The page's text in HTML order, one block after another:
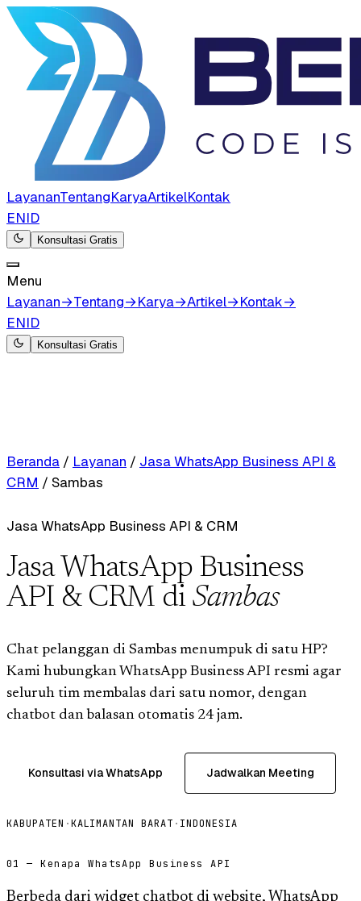
LayananTentangKaryaArtikelKontak
ENID
Konsultasi Gratis
Menu
Layanan→Tentang→Karya→Artikel→Kontak→
ENID
Konsultasi Gratis
Beranda / Layanan / Jasa WhatsApp Business API &
CRM / Sambas
Jasa WhatsApp Business API & CRM
Jasa WhatsApp Business
API & CRM di Sambas
Chat pelanggan di Sambas menumpuk di satu HP?
Kami hubungkan WhatsApp Business API resmi agar
seluruh tim membalas dari satu nomor, dengan
chatbot dan balasan otomatis 24 jam.
Konsultasi via WhatsApp Jadwalkan Meeting
KABUPATEN ·KALIMANTAN BARAT · INDONESIA
01 — Kenapa WhatsApp Business API
Berbeda dari widget chatbot di website, WhatsApp